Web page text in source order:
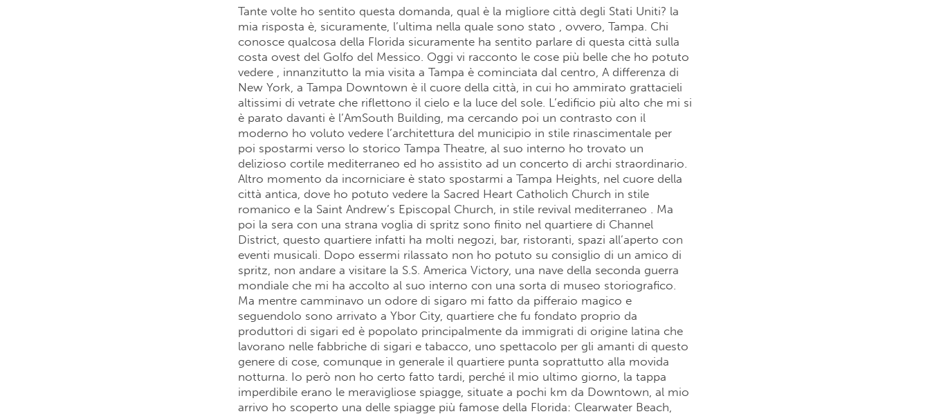
Tante volte ho sentito questa domanda, qual è la migliore città degli Stati Uniti? la
mia risposta è, sicuramente, l’ultima nella quale sono stato , ovvero, Tampa. Chi
conosce qualcosa della Florida sicuramente ha sentito parlare di questa città sulla
costa ovest del Golfo del Messico. Oggi vi racconto le cose più belle che ho potuto
vedere , innanzitutto la mia visita a Tampa è cominciata dal centro, A differenza di
New York, a Tampa Downtown è il cuore della città, in cui ho ammirato grattacieli
altissimi di vetrate che riflettono il cielo e la luce del sole. L’edificio più alto che mi si
è parato davanti è l’AmSouth Building, ma cercando poi un contrasto con il
moderno ho voluto vedere l’architettura del municipio in stile rinascimentale per
poi spostarmi verso lo storico Tampa Theatre, al suo interno ho trovato un
delizioso cortile mediterraneo ed ho assistito ad un concerto di archi straordinario.
Altro momento da incorniciare è stato spostarmi a Tampa Heights, nel cuore della
città antica, dove ho potuto vedere la Sacred Heart Catholich Church in stile
romanico e la Saint Andrew’s Episcopal Church, in stile revival mediterraneo . Ma
poi la sera con una strana voglia di spritz sono finito nel quartiere di Channel
District, questo quartiere infatti ha molti negozi, bar, ristoranti, spazi all’aperto con
eventi musicali. Dopo essermi rilassato non ho potuto su consiglio di un amico di
spritz, non andare a visitare la S.S. America Victory, una nave della seconda guerra
mondiale che mi ha accolto al suo interno con una sorta di museo storiografico.
Ma mentre camminavo un odore di sigaro mi fatto da pifferaio magico e
seguendolo sono arrivato a Ybor City, quartiere che fu fondato proprio da
produttori di sigari ed è popolato principalmente da immigrati di origine latina che
lavorano nelle fabbriche di sigari e tabacco, uno spettacolo per gli amanti di questo
genere di cose, comunque in generale il quartiere punta soprattutto alla movida
notturna. Io però non ho certo fatto tardi, perché il mio ultimo giorno, la tappa
imperdibile erano le meravigliose spiagge, situate a pochi km da Downtown, al mio
arrivo ho scoperto una delle spiagge più famose della Florida: Clearwater Beach,